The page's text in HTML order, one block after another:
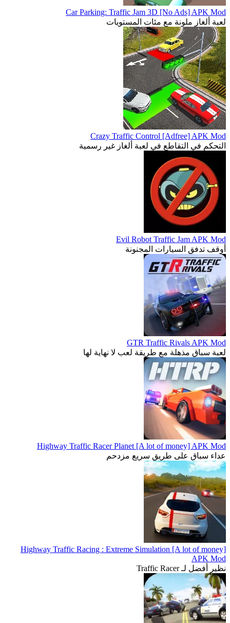
Car Parking: Traffic Jam 3D [No Ads] APK Mod
لعبة ألغاز ملونة مع مئات المستويات
Crazy Traffic Control [Adfree] APK Mod
التحكم في التقاطع في لعبة ألغاز غير رسمية
Evil Robot Traffic Jam APK Mod
أوقف تدفق السيارات المجنونة
GTR Traffic Rivals APK Mod
لعبة سباق مذهلة مع طريقة لعب لا نهاية لها
Highway Traffic Racer Planet [A lot of money] APK Mod
عداء سباق على طريق سريع مزدحم
Highway Traffic Racing : Extreme Simulation [A lot of money]
APK Mod
نظير أفضل لـ Traffic Racer